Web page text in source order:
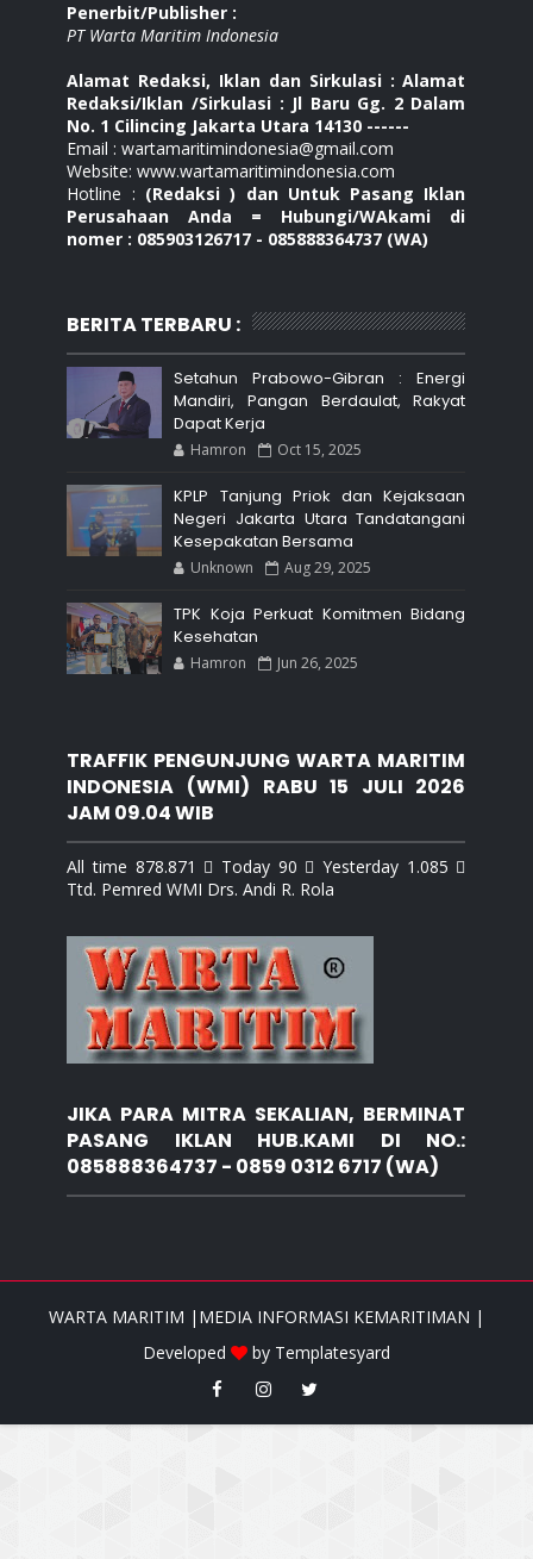
Penerbit/Publisher :
PT Warta Maritim Indonesia
Alamat Redaksi, Iklan dan Sirkulasi : Alamat
Redaksi/Iklan /Sirkulasi : Jl Baru Gg. 2 Dalam
No. 1 Cilincing Jakarta Utara 14130 ------
Email : wartamaritimindonesia@gmail.com
Website: www.wartamaritimindonesia.com
Hotline : (Redaksi ) dan Untuk Pasang Iklan
Perusahaan Anda = Hubungi/WAkami di
nomer : 085903126717 - 085888364737 (WA)
BERITA TERBARU :
Setahun Prabowo-Gibran : Energi
Mandiri, Pangan Berdaulat, Rakyat
Dapat Kerja
Hamron Oct 15, 2025
KPLP Tanjung Priok dan Kejaksaan
Negeri Jakarta Utara Tandatangani
Kesepakatan Bersama
Unknown Aug 29, 2025
TPK Koja Perkuat Komitmen Bidang
Kesehatan
Hamron Jun 26, 2025
TRAFFIK PENGUNJUNG WARTA MARITIM
INDONESIA (WMI) RABU 15 JULI 2026
JAM 09.04 WIB
All time 878.871  Today 90  Yesterday 1.085 
Ttd. Pemred WMI Drs. Andi R. Rola
JIKA PARA MITRA SEKALIAN, BERMINAT
PASANG IKLAN HUB.KAMI DI NO.:
085888364737 - 0859 0312 6717 (WA)
WARTA MARITIM |MEDIA INFORMASI KEMARITIMAN |
Developed
by Templatesyard